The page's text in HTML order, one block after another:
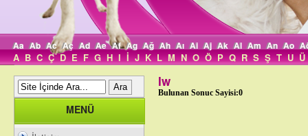
Aa Ab Ac Aç Ad Ae Af Ag Ağ Ah Aı Ai Aj Ak Al Am An Ao
A B C Ç D E F G H I İ J K L M N O Ö P Q R S Ş T U Ü
MENÜ
Iw
Bulunan Sonuc Sayisi:0